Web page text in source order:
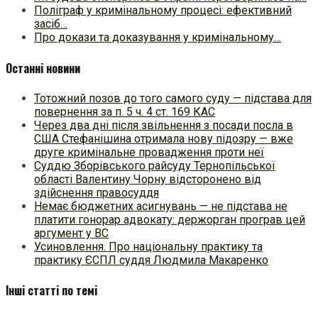
Поліграф у кримінальному процесі: ефективний
засіб…
Про докази та доказування у кримінальному…
Останні новини
Тотожний позов до того самого суду — підстава для
повернення за п. 5 ч. 4 ст. 169 КАС
Через два дні після звільнення з посади посла в
США Стефанішина отримала нову підозру — вже
друге кримінальне провадження проти неї
Суддю Зборівського райсуду Тернопільської
області Валентину Чорну відсторонено від
здійснення правосуддя
Немає бюджетних асигнувань — не підстава не
платити гонорар адвокату: держорган програв цей
аргумент у ВС
Усиновлення. Про національну практику та
практику ЄСПЛ суддя Людмила Макаренко
Інші статті по темі